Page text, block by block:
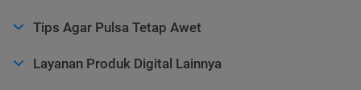
Tips Agar Pulsa Tetap Awet
Layanan Produk Digital Lainnya